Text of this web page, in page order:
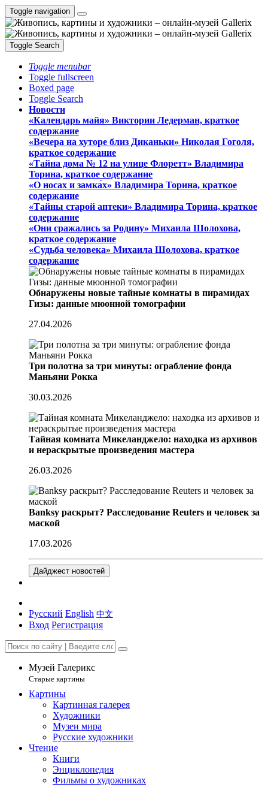
Toggle navigation
Toggle Search
Toggle menubar
Toggle fullscreen
Boxed page
Toggle Search
Новости
«Календарь майя» Виктории Ледерман, краткое
содержание
«Вечера на хуторе близ Диканьки» Николая Гоголя,
краткое содержание
«Тайна дома № 12 на улице Флоретт» Владимира
Торина, краткое содержание
«О носах и замка́х» Владимира Торина, краткое
содержание
«Тайны старой аптеки» Владимира Торина, краткое
содержание
«Они сражались за Родину» Михаила Шолохова,
краткое содержание
«Судьба человека» Михаила Шолохова, краткое
содержание
Обнаружены новые тайные комнаты в пирамидах
Гизы: данные мюонной томографии
27.04.2026
Три полотна за три минуты: ограбление фонда
Маньяни Рокка
30.03.2026
Тайная комната Микеланджело: находка из архивов
и нераскрытые произведения мастера
26.03.2026
Banksy раскрыт? Расследование Reuters и человек за
маской
17.03.2026
Дайджест новостей
Русский English 中文
Вход Регистрация
Музей Галерикс
Старые картины
Картины
Картинная галерея
Художники
Музеи мира
Русские художники
Чтение
Книги
Энциклопедия
Фильмы о художниках